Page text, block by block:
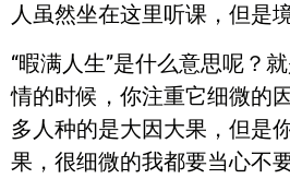
人虽然坐在这里听课，但是
“暇满人生”是什么意思呢？
情的时候，你注重它细微的
多人种的是大因大果，但是
果，很细微的我都要当心不